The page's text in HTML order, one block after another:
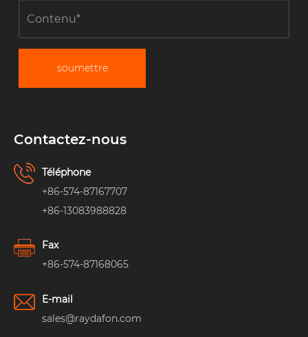
soumettre
Contactez-nous
Téléphone
+86-574-87167707
+86-13083988828
Fax
+86-574-87168065
E-mail
sales@raydafon.com